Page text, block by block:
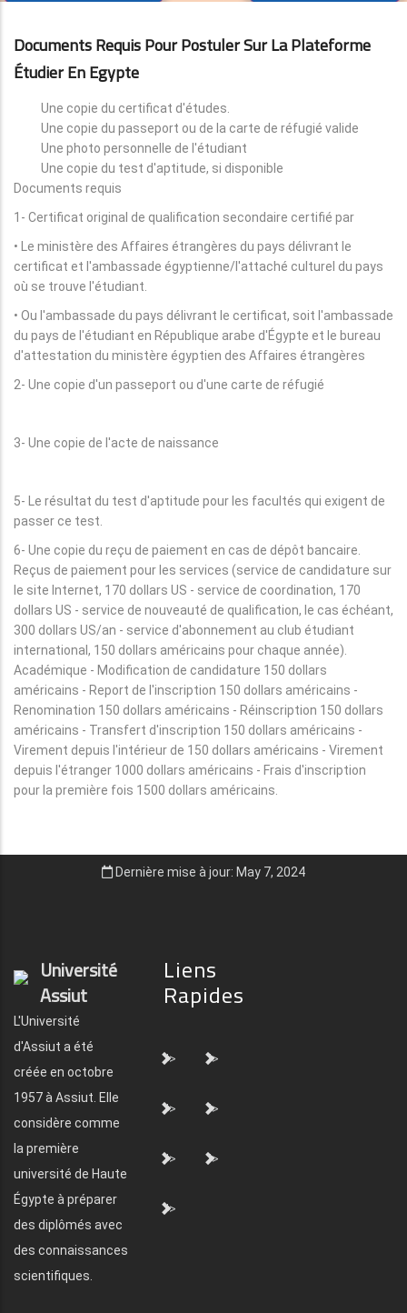
Documents Requis Pour Postuler Sur La Plateforme
Étudier En Egypte
Une copie du certificat d'études.
Une copie du passeport ou de la carte de réfugié valide
Une photo personnelle de l'étudiant
Une copie du test d'aptitude, si disponible
Documents requis
1- Certificat original de qualification secondaire certifié par
• Le ministère des Affaires étrangères du pays délivrant le
certificat et l'ambassade égyptienne/l'attaché culturel du pays
où se trouve l'étudiant.
• Ou l'ambassade du pays délivrant le certificat, soit l'ambassade
du pays de l'étudiant en République arabe d'Égypte et le bureau
d'attestation du ministère égyptien des Affaires étrangères
2- Une copie d'un passeport ou d'une carte de réfugié
3- Une copie de l'acte de naissance
5- Le résultat du test d'aptitude pour les facultés qui exigent de
passer ce test.
6- Une copie du reçu de paiement en cas de dépôt bancaire.
Reçus de paiement pour les services (service de candidature sur
le site Internet, 170 dollars US - service de coordination, 170
dollars US - service de nouveauté de qualification, le cas échéant,
300 dollars US/an - service d'abonnement au club étudiant
international, 150 dollars américains pour chaque année).
Académique - Modification de candidature 150 dollars
américains - Report de l'inscription 150 dollars américains -
Renomination 150 dollars américains - Réinscription 150 dollars
américains - Transfert d'inscription 150 dollars américains -
Virement depuis l'intérieur de 150 dollars américains - Virement
depuis l'étranger 1000 dollars américains - Frais d'inscription
pour la première fois 1500 dollars américains.
Dernière mise à jour: May 7, 2024
Université
Assiut
L'Université
d'Assiut a été
créée en octobre
1957 à Assiut. Elle
considère comme
la première
université de Haute
Égypte à préparer
des diplômés avec
des connaissances
scientifiques.
Liens
Rapides
"> ">
"> ">
"> ">
">